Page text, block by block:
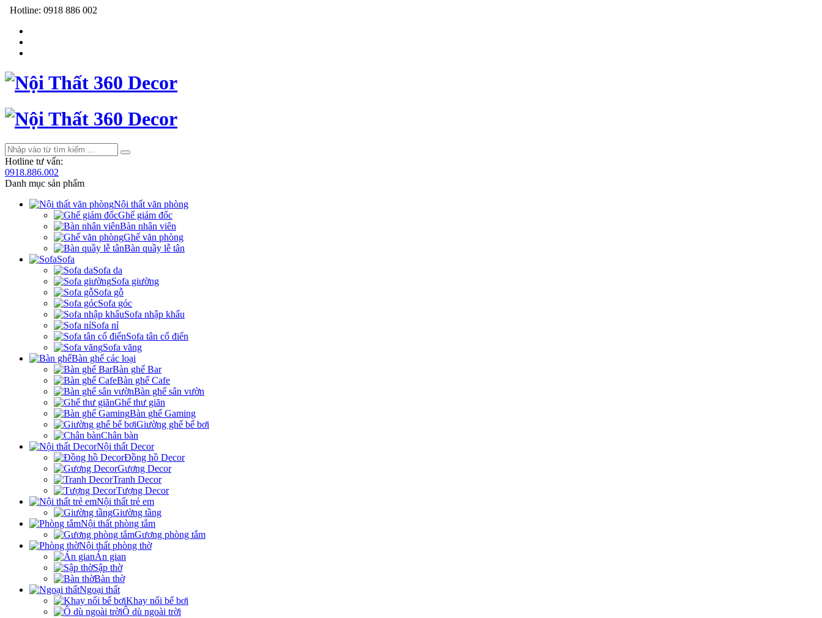
Hotline: 0918 886 002
Hotline tư vấn:
0918.886.002
Danh mục sản phẩm
Nội thất văn phòng
Ghế giám đốc
Bàn nhân viên
Ghế văn phòng
Bàn quầy lễ tân
Sofa
Sofa da
Sofa giường
Sofa gỗ
Sofa góc
Sofa nhập khẩu
Sofa nỉ
Sofa tân cổ điển
Sofa văng
Bàn ghế các loại
Bàn ghế Bar
Bàn ghế Cafe
Bàn ghế sân vườn
Ghế thư giãn
Bàn ghế Gaming
Giường ghế bể bơi
Chân bàn
Nội thất Decor
Đồng hồ Decor
Gương Decor
Tranh Decor
Tượng Decor
Nội thất trẻ em
Giường tầng
Nội thất phòng tắm
Gương phòng tắm
Nội thất phòng thờ
Án gian
Sập thờ
Bàn thờ
Ngoại thất
Khay nổi bể bơi
Ô dù ngoài trời